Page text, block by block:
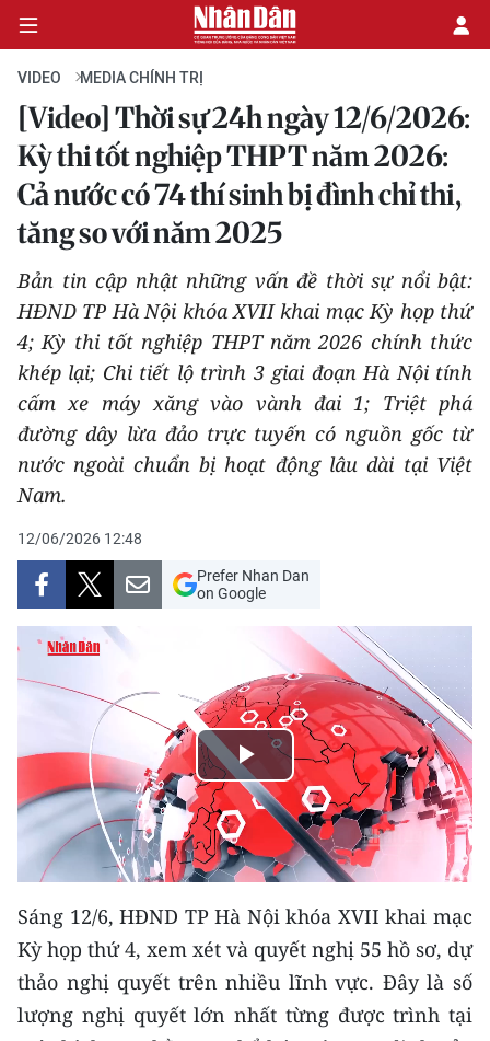
CHÍNH TRỊ
KINH TẾ
VĂN HÓA
XÃ HỘI
PHÁP LUẬT
DU LỊCH
THẾ GIỚI
GIÁO DỤC
Y TẾ
KHOA HỌC - CÔNG NGHỆ
MÔI TRƯỜNG
BẠN ĐỌC
KIỂM CHỨNG THÔNG TIN
TRI THỨC CHUYÊN SÂU
54 DÂN TỘC VIỆT NAM
CHƯƠNG TRÌNH OCOP - MỖI XÃ
MỘT SẢN PHẨM
VIDEO MEDIA CHÍNH TRỊ
[Video] Thời sự 24h ngày 12/6/2026:
Kỳ thi tốt nghiệp THPT năm 2026:
Cả nước có 74 thí sinh bị đình chỉ thi,
tăng so với năm 2025
Bản tin cập nhật những vấn đề thời sự nổi bật:
HĐND TP Hà Nội khóa XVII khai mạc Kỳ họp thứ
4; Kỳ thi tốt nghiệp THPT năm 2026 chính thức
khép lại; Chi tiết lộ trình 3 giai đoạn Hà Nội tính
cấm xe máy xăng vào vành đai 1; Triệt phá
đường dây lừa đảo trực tuyến có nguồn gốc từ
nước ngoài chuẩn bị hoạt động lâu dài tại Việt
Nam.
12/06/2026 12:48
Prefer Nhan Dan
on Google
Play
Video
Sáng 12/6, HĐND TP Hà Nội khóa XVII khai mạc
Kỳ họp thứ 4, xem xét và quyết nghị 55 hồ sơ, dự
thảo nghị quyết trên nhiều lĩnh vực. Đây là số
lượng nghị quyết lớn nhất từng được trình tại